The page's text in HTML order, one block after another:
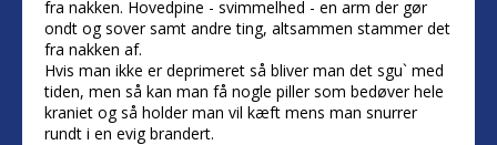
fra nakken. Hovedpine - svimmelhed - en arm der gør
ondt og sover samt andre ting, altsammen stammer det
fra nakken af.
Hvis man ikke er deprimeret så bliver man det sgu` med
tiden, men så kan man få nogle piller som bedøver hele
kraniet og så holder man vil kæft mens man snurrer
rundt i en evig brandert.